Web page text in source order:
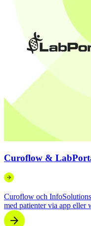
Curoflow &
Curoflow och
med patienter via app eller